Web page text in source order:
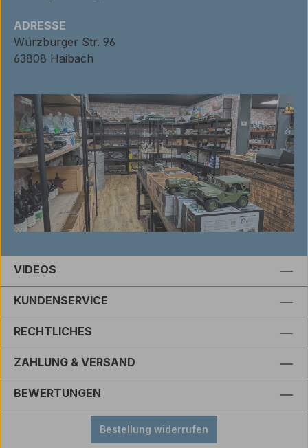
ADRESSE
Würzburger Str. 96
63808 Haibach
VIDEOS
KUNDENSERVICE
RECHTLICHES
ZAHLUNG & VERSAND
BEWERTUNGEN
Bestellung widerrufen